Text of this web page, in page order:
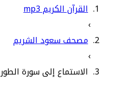
القرآن الكريم mp3
›
مصحف سعود الشريم
›
الاستماع إلى سورة الطور